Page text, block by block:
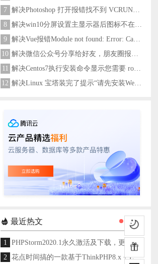
7
解决Photoshop 打开报错找不到 VCRUNTIME140_1.dll问题
8
解决win10分屏设置主显示器后图标不在主显示器问题
9
解决Vue报错Module not found: Error: Can't resolve 'less-loader' in 'C:\Users\Hm\Desktop\vue\vue_shop'问题
10
解决微信公众号分享给好友，朋友圈报错errMsg: "onMenuShareAppMessage:fail, the permission value is offline verifying"
11
解决Centos7执行安装命令显示您需要 root 权限执行此命令
12
解决Linux 宝塔装完了提示“请先安装Web服务器！”
最近热文
1
PHPStorm2020.1永久激活及下载，更新至2024
2
花点时间搞的一款基于ThinkPHP8.x + Layui架构开发的通用后台管理系统